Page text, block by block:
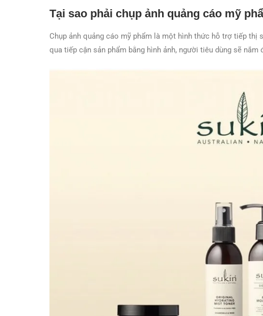
Tại sao phải chụp ảnh quảng cáo mỹ
Chụp ảnh quảng cáo mỹ phẩm là một hình thức hỗ trợ tiếp thị
qua tiếp cận sản phẩm bằng hình ảnh, người tiêu dùng sẽ